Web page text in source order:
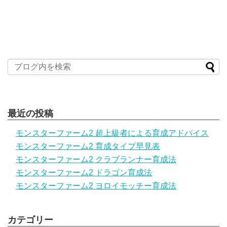
最近の投稿
モンスターファーム2 超上級者による育成アドバイス
モンスターファーム2 育成タイプ早見表
モンスターファーム2 クラブランナー育成法
モンスターファーム2 ドラゴン育成法
モンスターファーム2 ヨロイモッチー育成法
カテゴリー